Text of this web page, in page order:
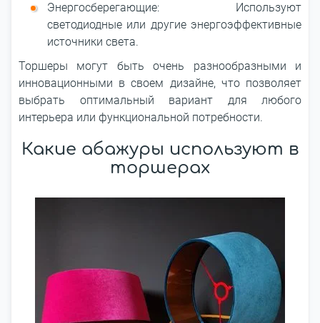
Энергосберегающие: Используют
светодиодные или другие энергоэффективные
источники света.
Торшеры могут быть очень разнообразными и
инновационными в своем дизайне, что позволяет
выбрать оптимальный вариант для любого
интерьера или функциональной потребности.
Какие абажуры используют в
торшерах